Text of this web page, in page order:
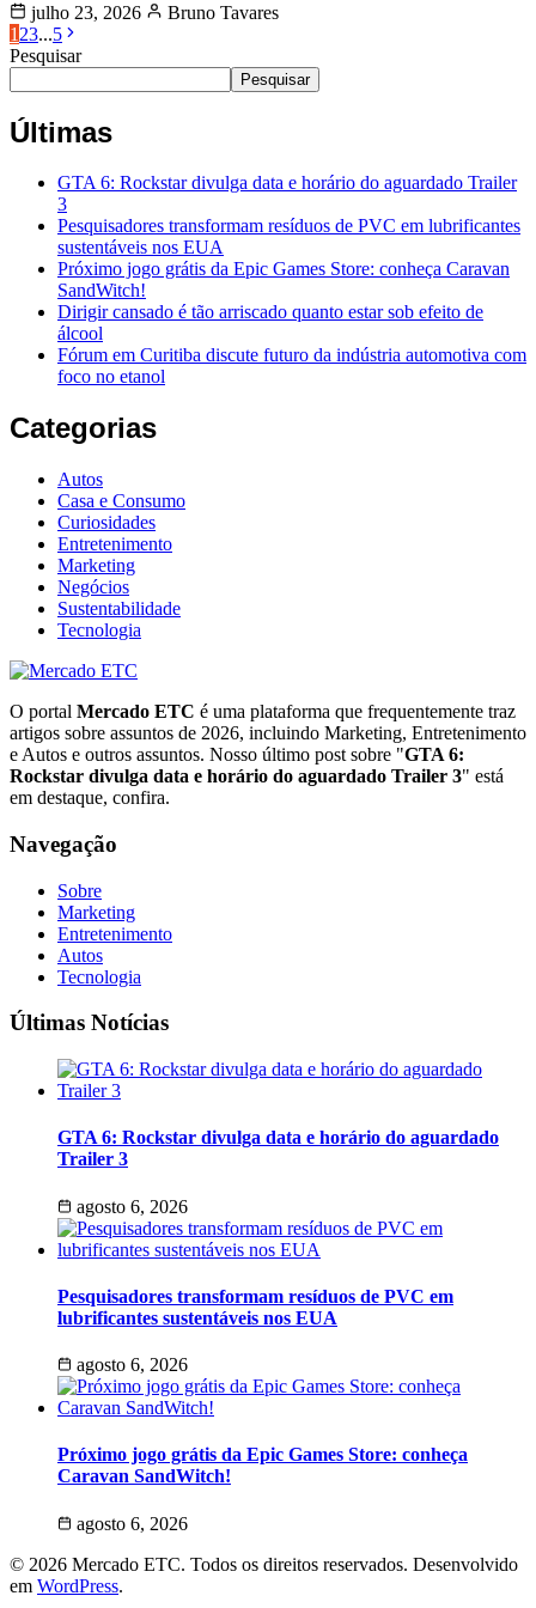
julho 23, 2026
Bruno Tavares
1 23...5
Pesquisar
Pesquisar
Últimas
GTA 6: Rockstar divulga data e horário do aguardado Trailer
3
Pesquisadores transformam resíduos de PVC em lubrificantes
sustentáveis nos EUA
Próximo jogo grátis da Epic Games Store: conheça Caravan
SandWitch!
Dirigir cansado é tão arriscado quanto estar sob efeito de
álcool
Fórum em Curitiba discute futuro da indústria automotiva com
foco no etanol
Categorias
Autos
Casa e Consumo
Curiosidades
Entretenimento
Marketing
Negócios
Sustentabilidade
Tecnologia
O portal Mercado ETC é uma plataforma que frequentemente traz
artigos sobre assuntos de 2026, incluindo Marketing, Entretenimento
e Autos e outros assuntos. Nosso último post sobre "GTA 6:
Rockstar divulga data e horário do aguardado Trailer 3" está
em destaque, confira.
Navegação
Sobre
Marketing
Entretenimento
Autos
Tecnologia
Últimas Notícias
GTA 6: Rockstar divulga data e horário do aguardado
Trailer 3
agosto 6, 2026
Pesquisadores transformam resíduos de PVC em
lubrificantes sustentáveis nos EUA
agosto 6, 2026
Próximo jogo grátis da Epic Games Store: conheça
Caravan SandWitch!
agosto 6, 2026
© 2026 Mercado ETC. Todos os direitos reservados. Desenvolvido
em WordPress.